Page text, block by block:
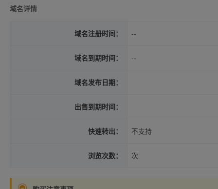
域名详情
域名注册时间： --
域名到期时间： --
域名发布日期：
出售到期时间：
快速转出： 不支持
浏览次数： 次